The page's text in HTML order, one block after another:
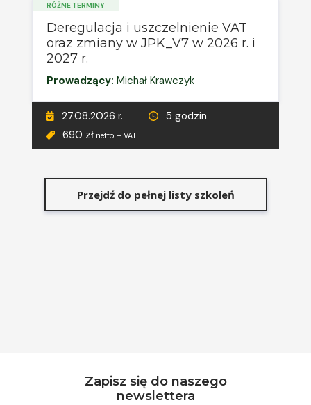
RÓŻNE TERMINY
Deregulacja i uszczelnienie VAT
oraz zmiany w JPK_V7 w 2026 r. i
2027 r.
Prowadzący: Michał Krawczyk
27.08.2026 r.
5 godzin
690 zł netto + VAT
Przejdź do pełnej listy szkoleń
Zapisz się do naszego
newslettera